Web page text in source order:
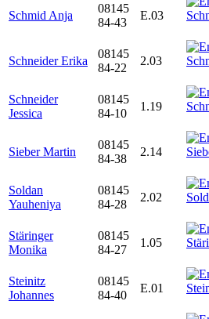
Schmid Anja
08145
84-43
E.03
Schneider Erika
08145
84-22
2.03
Schneider
Jessica
08145
84-10
1.19
Sieber Martin
08145
84-38
2.14
Soldan
Yauheniya
08145
84-28
2.02
Stäringer
Monika
08145
84-27
1.05
Steinitz
Johannes
08145
84-40
E.01